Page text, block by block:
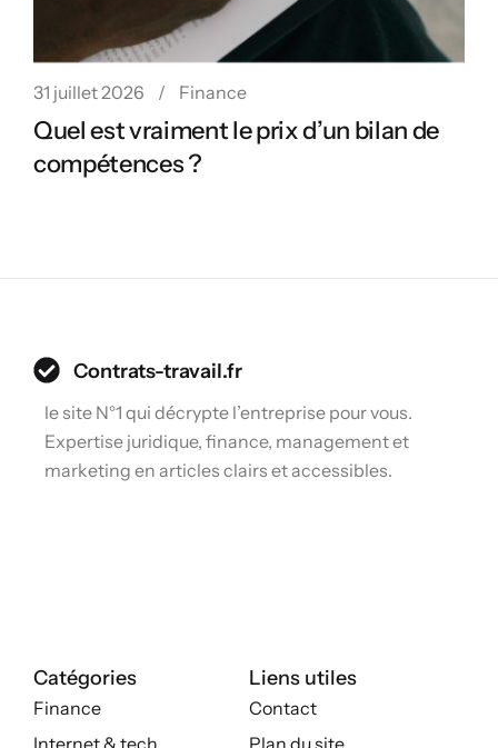
31 juillet 2026 Finance
Quel est vraiment le prix d’un bilan de
compétences ?
Contrats-travail.fr
le site N°1 qui décrypte l’entreprise pour vous.
Expertise juridique, finance, management et
marketing en articles clairs et accessibles.
Catégories
Finance
Internet & tech
Liens utiles
Contact
Plan du site